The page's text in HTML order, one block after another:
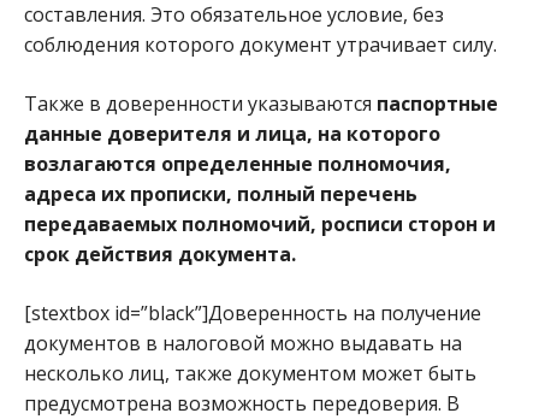
составления. Это обязательное условие, без
соблюдения которого документ утрачивает силу.
Также в доверенности указываются паспортные
данные доверителя и лица, на которого
возлагаются определенные полномочия,
адреса их прописки, полный перечень
передаваемых полномочий, росписи сторон и
срок действия документа.
[stextbox id=”black”]Доверенность на получение
документов в налоговой можно выдавать на
несколько лиц, также документом может быть
предусмотрена возможность передоверия. В